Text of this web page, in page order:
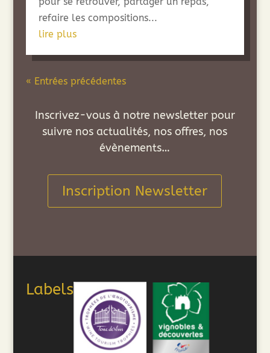
refaire les compositions...
lire plus
« Entrées précédentes
Inscrivez-vous à notre newsletter pour
suivre nos actualités, nos offres, nos
évènements…
Inscription Newsletter
Labels